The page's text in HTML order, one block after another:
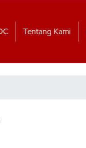
Tentang Kami